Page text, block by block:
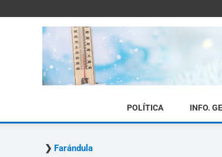
POLÍTICA INFO.
Farándula